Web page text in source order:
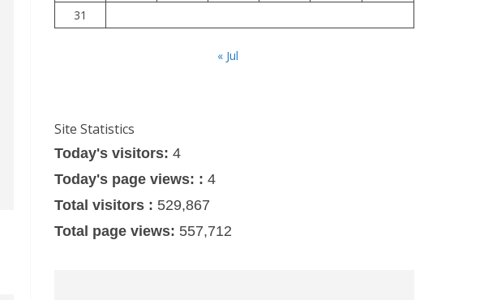
31
« Jul
Site Statistics
Today's visitors: 4
Today's page views: : 4
Total visitors : 529,867
Total page views: 557,712